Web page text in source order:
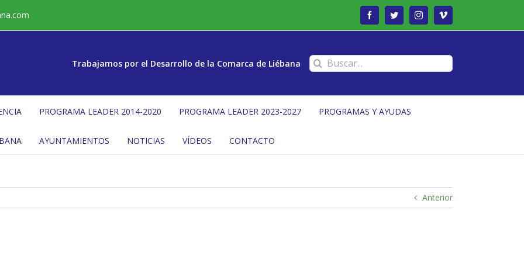
FacebookTwitterInstagramVimeo
Trabajamos por el Desarrollo de la Comarca de Liébana Buscar:
PROGRAMA LEADER 2014-2020 PROGRAMA LEADER 2023-2027 PROGRAMAS Y AYUDAS
AYUNTAMIENTOS NOTICIAS VÍDEOS CONTACTO
Anterior